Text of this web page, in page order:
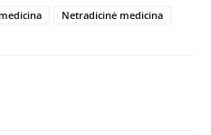
medicina Netradicinė medicina